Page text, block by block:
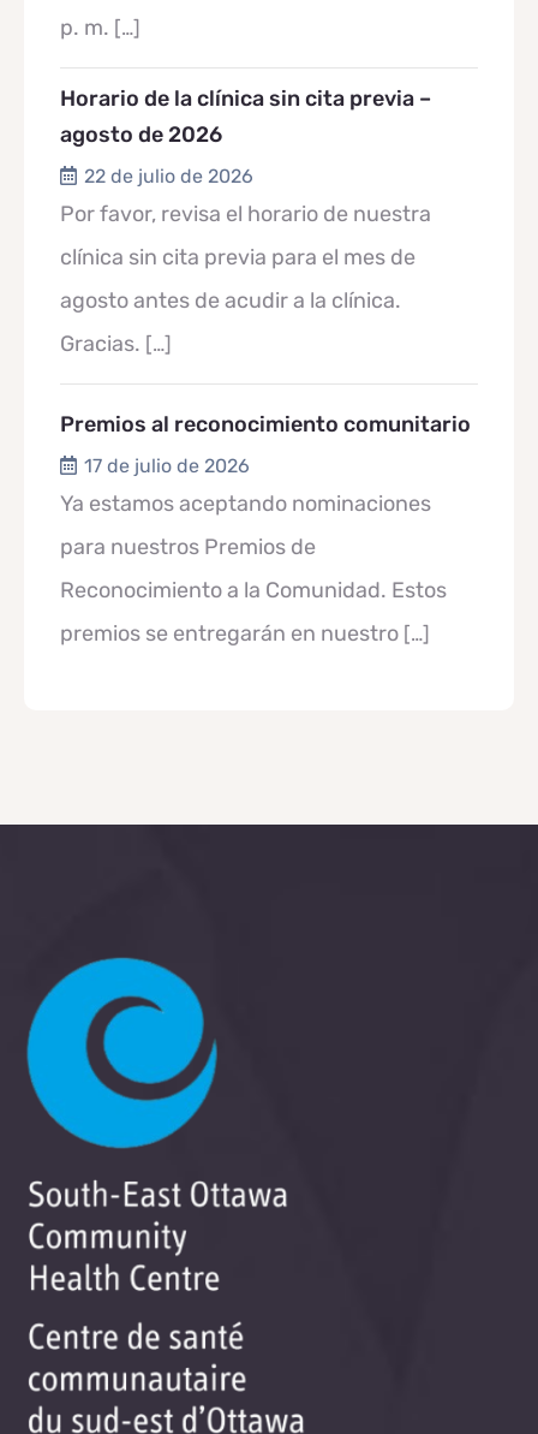
p. m. […]
Horario de la clínica sin cita previa –
agosto de 2026
22 de julio de 2026
Por favor, revisa el horario de nuestra
clínica sin cita previa para el mes de
agosto antes de acudir a la clínica.
Gracias. […]
Premios al reconocimiento comunitario
17 de julio de 2026
Ya estamos aceptando nominaciones
para nuestros Premios de
Reconocimiento a la Comunidad. Estos
premios se entregarán en nuestro […]